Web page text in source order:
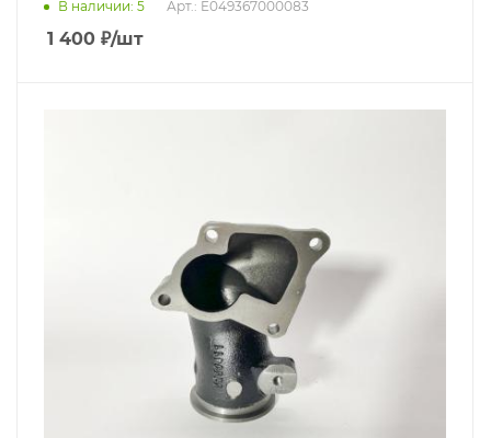
В наличии: 5 Арт.: E049367000083
1 400 ₽/шт